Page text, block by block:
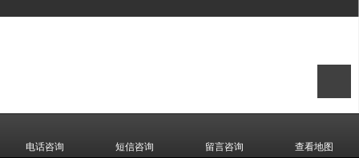
电话咨询 短信咨询 留言咨询 查看地图